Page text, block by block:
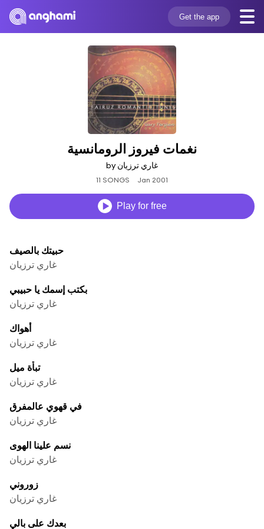
Get the app
نغمات فيروز الرومانسية
by غاري ترزيان
11 SONGS Jan 2001
Play for free
حبيتك بالصيف
غاري ترزيان
بكتب إسمك يا حبيبي
غاري ترزيان
أهواك
غاري ترزيان
تبأة ميل
غاري ترزيان
في قهوي عالمفرق
غاري ترزيان
نسم علينا الهوى
غاري ترزيان
زوروني
غاري ترزيان
بعدك على بالي